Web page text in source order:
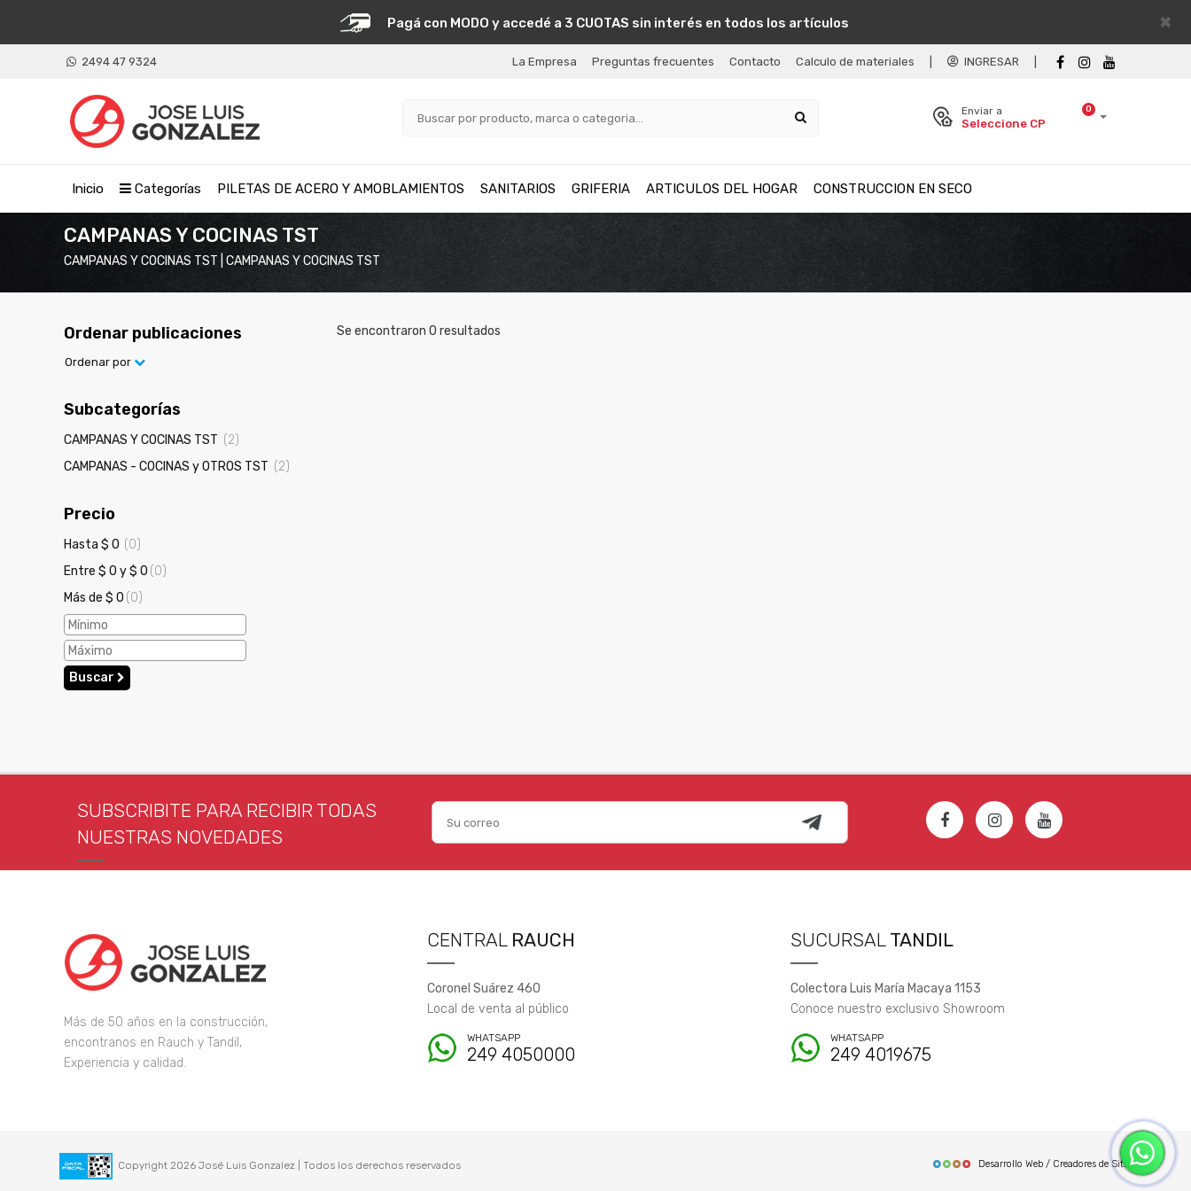
×
Pagá con MODO y accedé a 3 CUOTAS sin interés en todos los artículos
2494 47 9324 La Empresa Preguntas frecuentes Contacto Calculo de materiales INGRESAR
0
Enviar a
Seleccione CP
Inicio Categorías PILETAS DE ACERO Y AMOBLAMIENTOS SANITARIOS GRIFERIA ARTICULOS DEL HOGAR CONSTRUCCION EN SECO
CAMPANAS Y COCINAS TST
CAMPANAS Y COCINAS TST | CAMPANAS Y COCINAS TST
Ordenar publicaciones
Ordenar por
Subcategorías
CAMPANAS Y COCINAS TST (2)
CAMPANAS - COCINAS y OTROS TST (2)
Precio
Hasta $ 0 (0)
Entre $ 0 y $ 0 (0)
Más de $ 0 (0)
Buscar
Se encontraron 0 resultados
SUBSCRIBITE PARA RECIBIR TODAS
NUESTRAS NOVEDADES
Más de 50 años en la construcción,
encontranos en Rauch y Tandil,
Experiencia y calidad.
CENTRAL RAUCH
Coronel Suárez 460
Local de venta al público
WHATSAPP
249 4050000
SUCURSAL TANDIL
Colectora Luis María Macaya 1153
Conoce nuestro exclusivo Showroom
WHATSAPP
249 4019675
Copyright 2026 José Luis Gonzalez | Todos los derechos reservados Desarrollo Web / Creadores de Sitios